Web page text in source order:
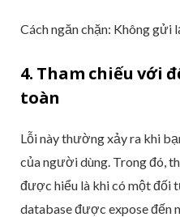
Cách ngăn chặn: Không gửi
4. Tham chiếu với
toàn
Lỗi này thường xảy ra khi
của người dùng. Trong đó,
được hiểu là khi có một đối
database được expose đến